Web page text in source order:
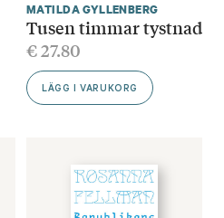
MATILDA GYLLENBERG
Tusen timmar tystnad
€27.80
LÄGG I VARUKORG